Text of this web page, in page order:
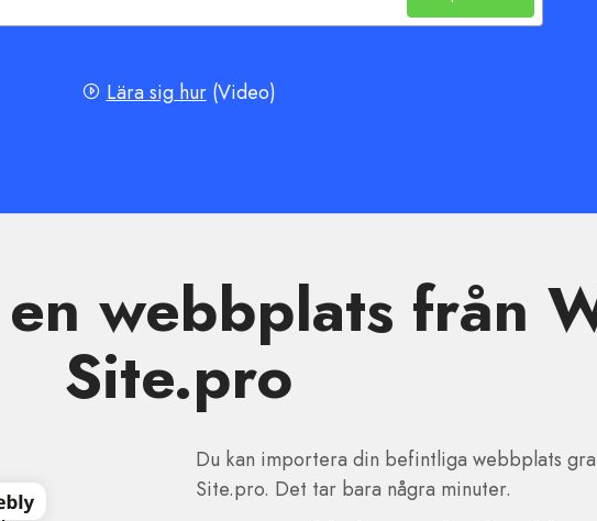
Lära sig hur(Video)
webbplats från
Site.pro
Du kan importera din befintliga webbplats
Site.pro. Det tar bara några minuter.